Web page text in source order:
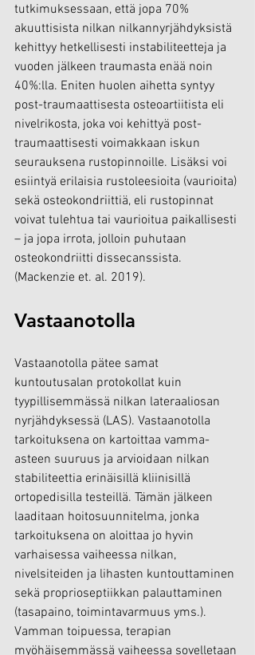
tutkimuksessaan, että jopa 70%
akuuttisista nilkan nilkannyrjähdyksistä
kehittyy hetkellisesti instabiliteetteja ja
vuoden jälkeen traumasta enää noin
40%:lla. Eniten huolen aihetta syntyy
post-traumaattisesta osteoartiitista eli
nivelrikosta, joka voi kehittyä post-
traumaattisesti voimakkaan iskun
seurauksena rustopinnoille. Lisäksi voi
esiintyä erilaisia rustoleesioita (vaurioita)
sekä osteokondriittiä, eli rustopinnat
voivat tulehtua tai vaurioitua paikallisesti
­­– ja jopa irrota, jolloin puhutaan
osteokondriitti dissecanssista.
(Mackenzie et. al. 2019).
Vastaanotolla
Vastaanotolla pätee samat
kuntoutusalan protokollat kuin
tyypillisemmässä nilkan lateraaliosan
nyrjähdyksessä (LAS). Vastaanotolla
tarkoituksena on kartoittaa vamma-
asteen suuruus ja arvioidaan nilkan
stabiliteettia erinäisillä kliinisillä
ortopedisilla testeillä. Tämän jälkeen
laaditaan hoitosuunnitelma, jonka
tarkoituksena on aloittaa jo hyvin
varhaisessa vaiheessa nilkan,
nivelsiteiden ja lihasten kuntouttaminen
sekä proprioseptiikkan palauttaminen
(tasapaino, toimintavarmuus yms.).
Vamman toipuessa, terapian
myöhäisemmässä vaiheessa sovelletaan